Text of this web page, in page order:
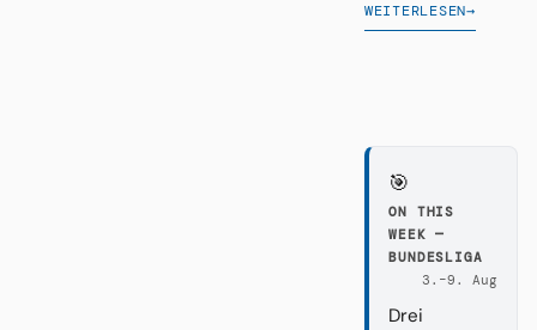
WEITERLESEN→
🎯
ON THIS
WEEK —
BUNDESLIGA
3.–9. Aug
Drei